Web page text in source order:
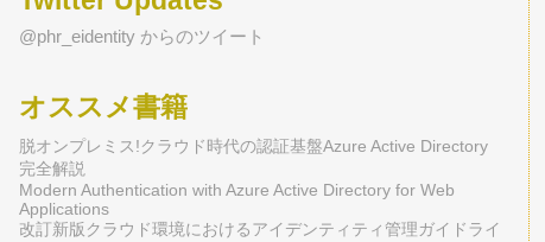
@phr_eidentity からのツイート
オススメ書籍
脱オンプレミス!クラウド時代の認証基盤Azure Active Directory
完全解説
Modern Authentication with Azure Active Directory for Web
Applications
改訂新版クラウド環境におけるアイデンティティ管理ガイドライ